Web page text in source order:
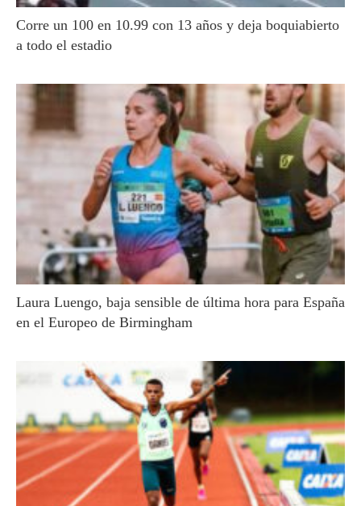
Corre un 100 en 10.99 con 13 años y deja boquiabierto
a todo el estadio
Laura Luengo, baja sensible de última hora para España
en el Europeo de Birmingham